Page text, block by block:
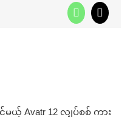
WhatsApp
Email